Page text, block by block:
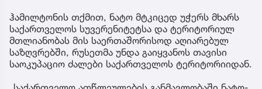
ჰამილტონის თქმით, ნატო მტკიცედ უჭერს მხარს
საქართველოს სუვერენიტეტსა და ტერიტორიულ
მთლიანობას მის საერთაშორისოდ აღიარებულ
საზღვრებში, რუსეთმა უნდა გაიყვანოს თავისი
საოკუპაციო ძალები საქართველოს ტერიტორიიდან.